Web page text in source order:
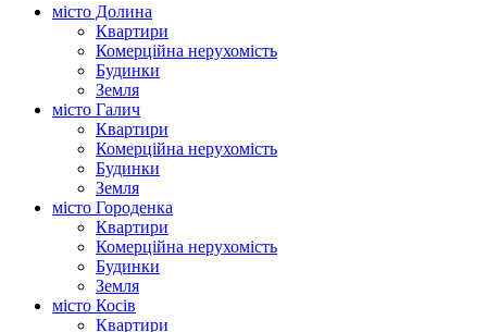
місто Долина
Квартири
Комерційна нерухомість
Будинки
Земля
місто Галич
Квартири
Комерційна нерухомість
Будинки
Земля
місто Городенка
Квартири
Комерційна нерухомість
Будинки
Земля
місто Косів
Квартири